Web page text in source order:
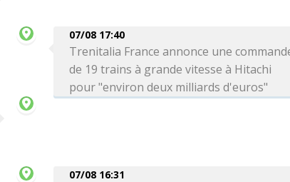
07/08 17:40
Trenitalia France annonce une
de 19 trains à grande vitesse à Hitachi
pour "environ deux milliards d'euros"
07/08 16:31